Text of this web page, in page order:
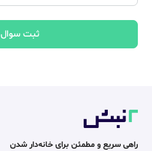
ثبت سوال
راهی سریع و مطمئن برای خانه‌دار شدن